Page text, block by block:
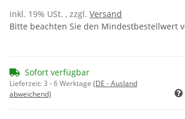
inkl. 19% USt. , zzgl. Versand
Bitte beachten Sie den Mindestbestellwert
Sofort verfügbar
Lieferzeit:3 - 6 Werktage (DE - Ausland
abweichend)